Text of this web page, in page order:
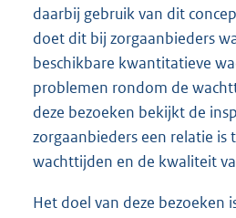
daarbij gebruik van dit
doet dit bij zorgaanbieders
beschikbare kwantitatieve
problemen rondom de
deze bezoeken bekijkt de
zorgaanbieders een relatie is
wachttijden en de kwaliteit
Het doel van deze bezoeken